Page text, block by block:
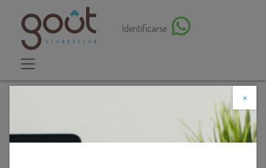
Identificarse
×
Descuento web
Lamp. Colg. 1L E27 Acero Blanco (D320xH330)mm